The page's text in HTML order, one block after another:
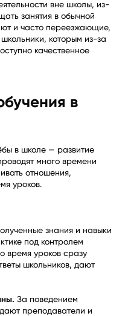
вне школы, из-
занятия в обычной
и часто переезжающие,
которым из-за
качественное
в
в школе — развитие
много времени
отношения,
уроков.
знания и навыки
под контролем
время уроков сразу
школьников, дают
За поведением
преподаватели и